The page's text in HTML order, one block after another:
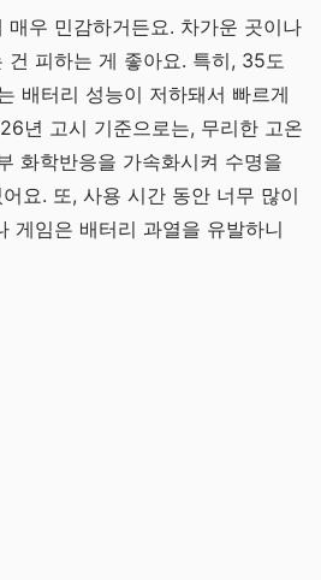
매우 민감하거든요. 차가운 곳이나
건 피하는 게 좋아요. 특히, 35도
배터리 성능이 저하돼서 빠르게
년 고시 기준으로는, 무리한 고온
화학반응을 가속화시켜 수명을
요. 또, 사용 시간 동안 너무 많이
게임은 배터리 과열을 유발하니